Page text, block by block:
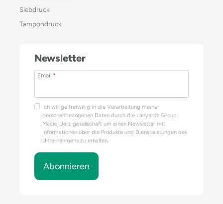
Siebdruck
Tampondruck
Newsletter
Email *
Ich willige freiwillig in die Verarbeitung meiner
personenbezogenen Daten durch die Lanyards Group
Maciej Jerz gesellschaft um einen Newsletter mit
Informationen über die Produkte und Dienstleistungen des
Unternehmens zu erhalten.
Abonnieren